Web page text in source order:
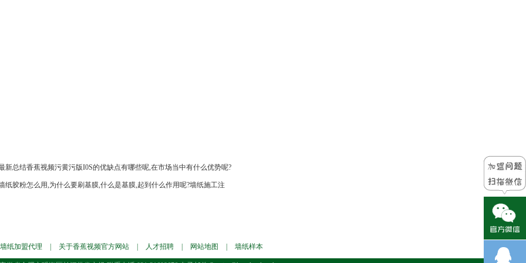
新总结香蕉视频污黄污版I0S的优缺点有哪些呢,在市场当中有什么优势呢?
纸胶粉怎么用,为什么要刷基膜,什么是基膜,起到什么作用呢?墙纸施工注
墙纸加盟代理 关于香蕉视频官方网站 人才招聘 网站地图 墙纸样本